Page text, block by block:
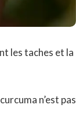
les taches et la
n’est pas